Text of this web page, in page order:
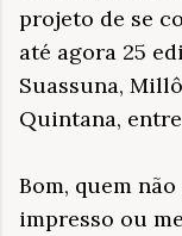
projeto de se
até agora 25
Suassuna,
Quintana,
Bom, quem
impresso ou